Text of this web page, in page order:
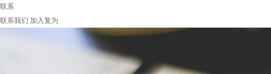
联系
联系我们 加入复为